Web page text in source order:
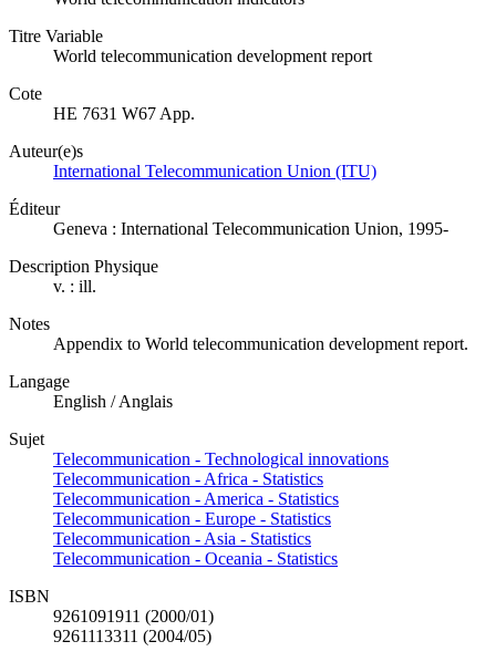
Titre Variable
World telecommunication development report
Cote
HE 7631 W67 App.
Auteur(e)s
International Telecommunication Union (ITU)
Éditeur
Geneva : International Telecommunication Union, 1995-
Description Physique
v. : ill.
Notes
Appendix to World telecommunication development report.
Langage
English / Anglais
Sujet
Telecommunication - Technological innovations
Telecommunication - Africa - Statistics
Telecommunication - America - Statistics
Telecommunication - Europe - Statistics
Telecommunication - Asia - Statistics
Telecommunication - Oceania - Statistics
ISBN
9261091911 (2000/01)
9261113311 (2004/05)